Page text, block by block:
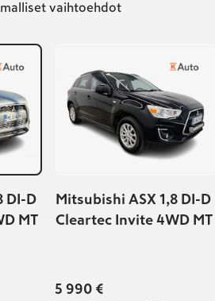
vaihtoehdot
DI-D
MT
Mitsubishi ASX 1,8 DI-D
Cleartec Invite 4WD MT
5 990 €